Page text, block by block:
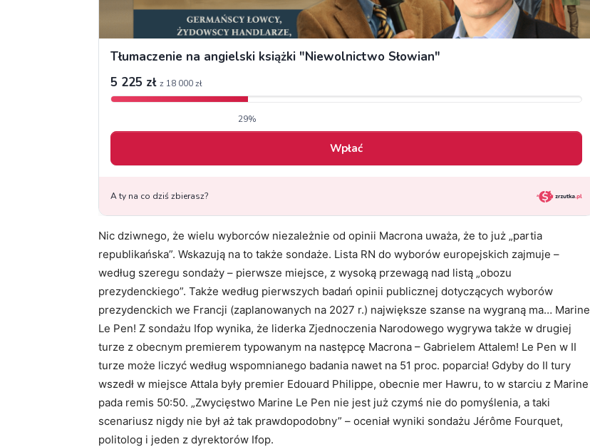
Nic dziwnego, że wielu wyborców niezależnie od opinii Macrona uważa, że to już „partia
republikańska”. Wskazują na to także sondaże. Lista RN do wyborów europejskich zajmuje –
według szeregu sondaży – pierwsze miejsce, z wysoką przewagą nad listą „obozu
prezydenckiego”. Także według pierwszych badań opinii publicznej dotyczących wyborów
prezydenckich we Francji (zaplanowanych na 2027 r.) największe szanse na wygraną ma… Marine
Le Pen! Z sondażu Ifop wynika, że liderka Zjednoczenia Narodowego wygrywa także w drugiej
turze z obecnym premierem typowanym na następcę Macrona – Gabrielem Attalem! Le Pen w II
turze może liczyć według wspomnianego badania nawet na 51 proc. poparcia! Gdyby do II tury
wszedł w miejsce Attala były premier Edouard Philippe, obecnie mer Hawru, to w starciu z Marine
pada remis 50:50. „Zwycięstwo Marine Le Pen nie jest już czymś nie do pomyślenia, a taki
scenariusz nigdy nie był aż tak prawdopodobny” – oceniał wyniki sondażu Jérôme Fourquet,
politolog i jeden z dyrektorów Ifop.